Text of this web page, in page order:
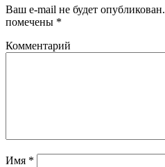
Ваш e-mail не будет опубликован.
помечены *
Комментарий
Имя *